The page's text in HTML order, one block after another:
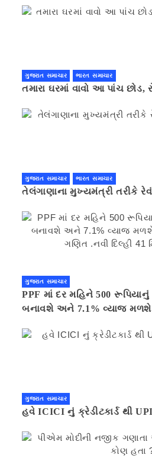
ગુજરાત સમાચાર ભારત સમાચાર
તમારા ઘરમાં વાવો આ પાંચ છોડ,
ગુજરાત સમાચાર ભારત સમાચાર
તેલંગાણાના મુખ્યમંત્રી તરીકે
ગુજરાત સમાચાર
PPF માં દર મહિને 500
બનાવશે અને 7.1% વ્યાજ મળશે
ગુજરાત સમાચાર
હવે ICICI નું ક્રેડીટકાર્ડ થી